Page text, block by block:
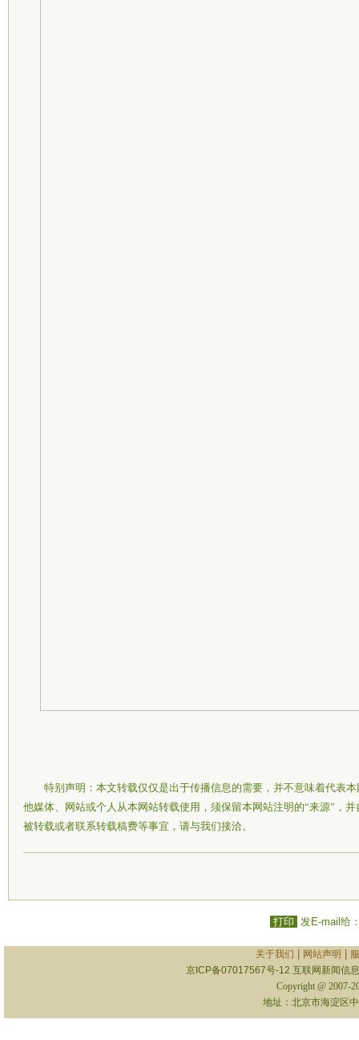
特别声明：本文转载仅仅是出于传播信息的需要，并不意味着代表
他媒体、网站或个人从本网站转载使用，须保留本网站注明的“来源”，
被转载或者联系转载稿费等事宜，请与我们接洽。
打印 发E-mail给
关于我们 网站声明
京ICP备07017567号-12 互联网新闻信
Copyright @ 2007-
地址：北京市海淀区